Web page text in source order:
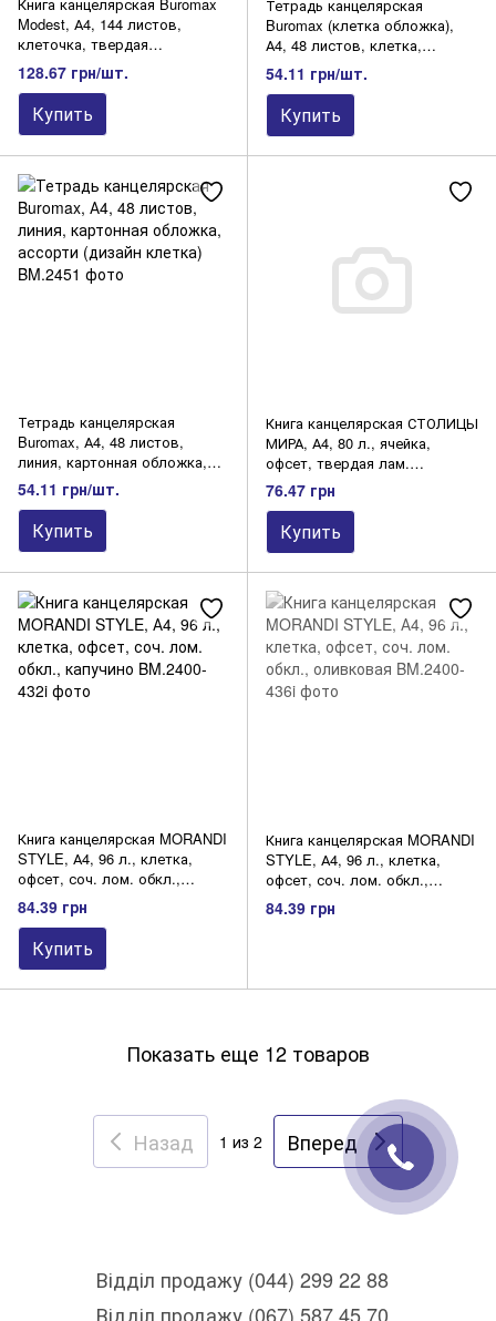
Modest, А4, 144 листов,
клеточка, твердая
ламинированная обложка,
дизайн №1
128.67 грн/шт.
Купить
Тетрадь канцелярская
Buromax (клетка обложка),
А4, 48 листов, клетка,
картонная обложка, ассорти
54.11 грн/шт.
Купить
Тетрадь канцелярская
Buromax, А4, 48 листов,
линия, картонная обложка,
ассорти (дизайн клетка)
54.11 грн/шт.
Купить
Книга канцелярская СТОЛИЦЫ
МИРА, А4, 80 л., ячейка,
офсет, твердая лам.
обложка, ассортимент
76.47 грн
Купить
Книга канцелярская MORANDI
STYLE, А4, 96 л., клетка,
офсет, соч. лом. обкл.,
капучино
84.39 грн
Купить
Книга канцелярская MORANDI
STYLE, А4, 96 л., клетка,
офсет, соч. лом. обкл.,
оливковая
84.39 грн
Показать еще 12 товаров
Назад 1 из 2 Вперед
Відділ продажу (044) 299 22 88
Відділ продажу (067) 587 45 70